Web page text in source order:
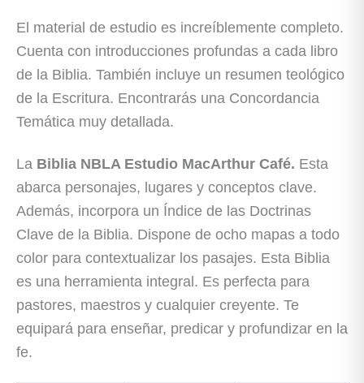
El material de estudio es increíblemente completo.
Cuenta con introducciones profundas a cada libro
de la Biblia. También incluye un resumen teológico
de la Escritura. Encontrarás una Concordancia
Temática muy detallada.
La Biblia NBLA Estudio MacArthur Café. Esta
abarca personajes, lugares y conceptos clave.
Además, incorpora un Índice de las Doctrinas
Clave de la Biblia. Dispone de ocho mapas a todo
color para contextualizar los pasajes. Esta Biblia
es una herramienta integral. Es perfecta para
pastores, maestros y cualquier creyente. Te
equipará para enseñar, predicar y profundizar en la
fe.